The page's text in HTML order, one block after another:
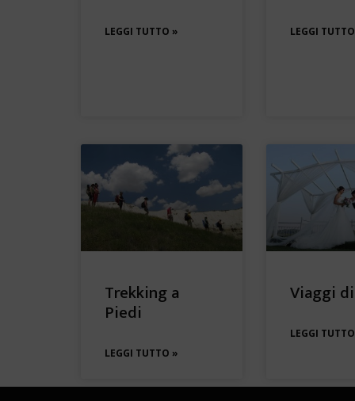
LEGGI TUTTO » LEGGI
Trekking a
Piedi
LEGGI TUTTO »
Viaggi
LEGGI